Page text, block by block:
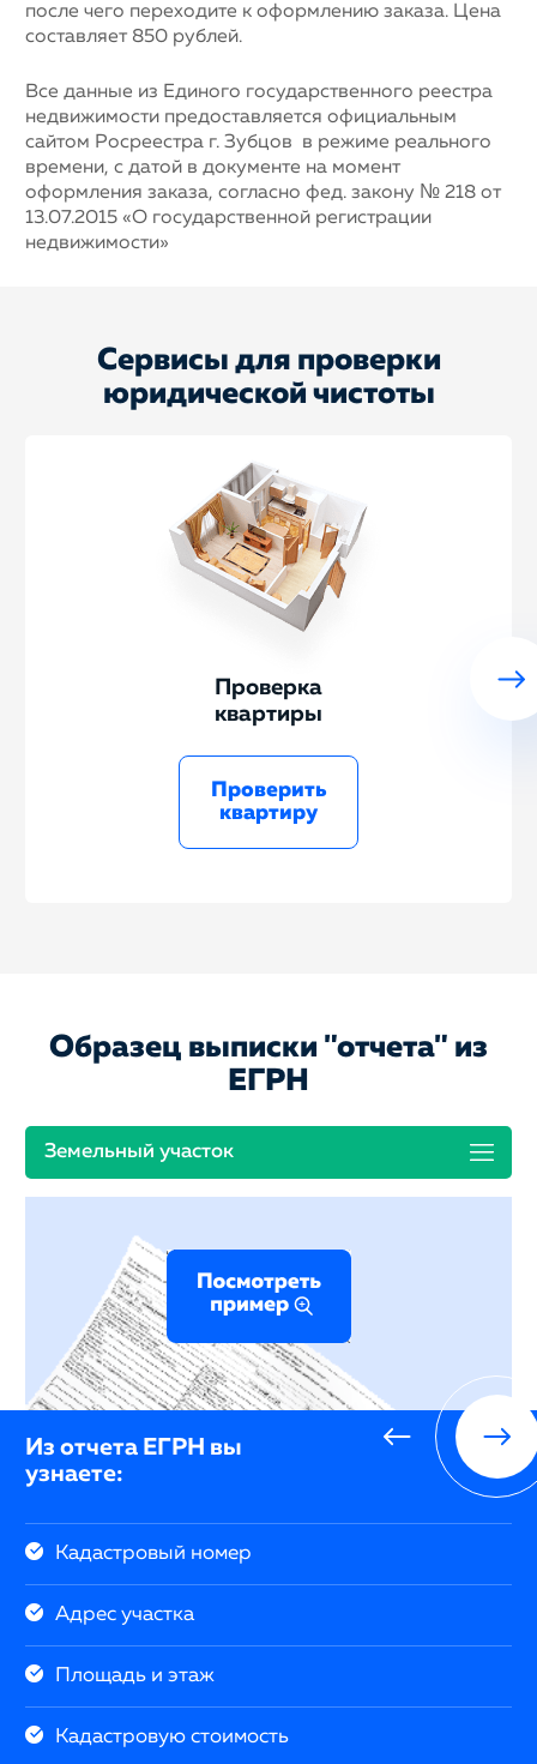
после чего переходите к оформлению заказа. Цена
составляет 850 рублей.
Все данные из Единого государственного реестра
недвижимости предоставляется официальным
сайтом Росреестра г. Зубцов в режиме реального
времени, с датой в документе на момент
оформления заказа, согласно фед. закону № 218 от
13.07.2015 «О государственной регистрации
недвижимости»
Сервисы для проверки
юридической чистоты
Проверка
квартиры
Проверить
квартиру
Образец выписки "отчета" из
ЕГРН
Земельный участок
Из отчета ЕГРН вы
узнаете:
Кадастровый номер
Адрес участка
Площадь и этаж
Кадастровую стоимость